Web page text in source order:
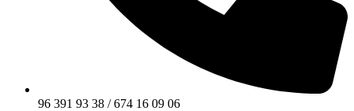
96 391 93 38 / 674 16 09 06